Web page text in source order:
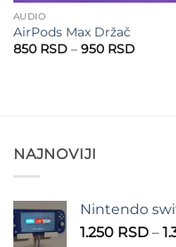
AUDIO
AirPods Max Držač
850 RSD – 950 RSDRaspon
NAJNOVIJI
Nintendo
1.250 RSD –